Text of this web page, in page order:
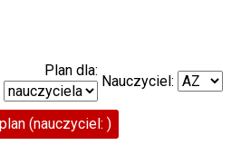
Plan dla:
Nauczyciel:
(nauczyciel: )